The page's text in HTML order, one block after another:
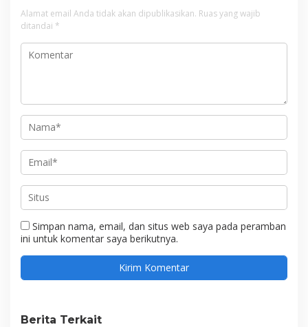
Alamat email Anda tidak akan dipublikasikan. Ruas yang wajib
ditandai *
Simpan nama, email, dan situs web saya pada peramban
ini untuk komentar saya berikutnya.
Berita Terkait